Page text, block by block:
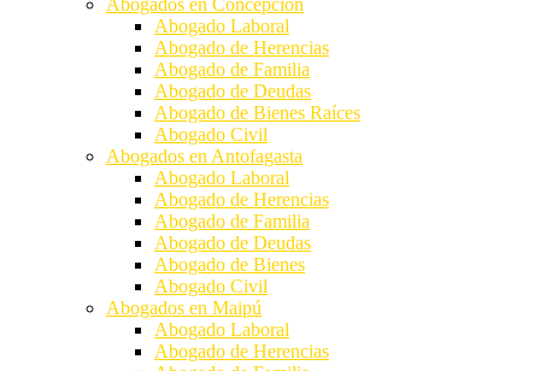
Abogados en Concepción
Abogado Laboral
Abogado de Herencias
Abogado de Familia
Abogado de Deudas
Abogado de Bienes Raíces
Abogado Civil
Abogados en Antofagasta
Abogado Laboral
Abogado de Herencias
Abogado de Familia
Abogado de Deudas
Abogado de Bienes
Abogado Civil
Abogados en Maipú
Abogado Laboral
Abogado de Herencias